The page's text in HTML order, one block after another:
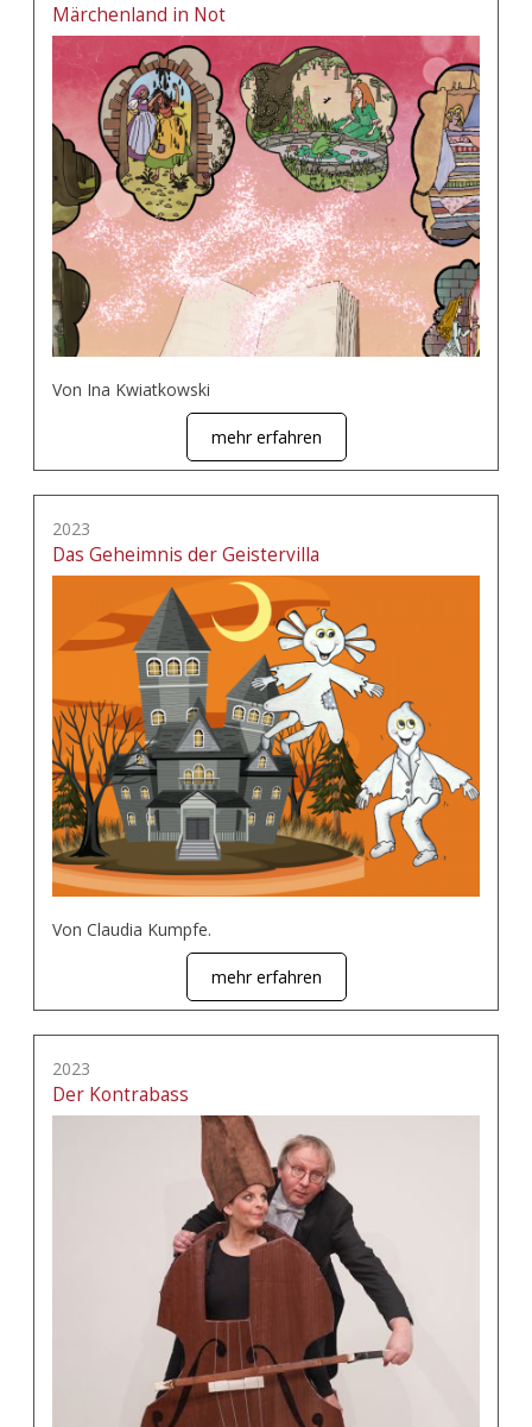
Märchenland in Not
Von Ina Kwiatkowski
mehr erfahren
2023
Das Geheimnis der Geistervilla
Von Claudia Kumpfe.
mehr erfahren
2023
Der Kontrabass